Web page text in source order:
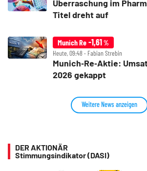
Überraschung im
Titel dreht auf
Munich Re -1,61%
Heute, 09:48 ‧ Fabian Strebin
Munich‑Re‑Aktie:
2026 gekappt
Weitere News anzeigen
DER AKTIONÄR
Stimmungsindikator (DASI)